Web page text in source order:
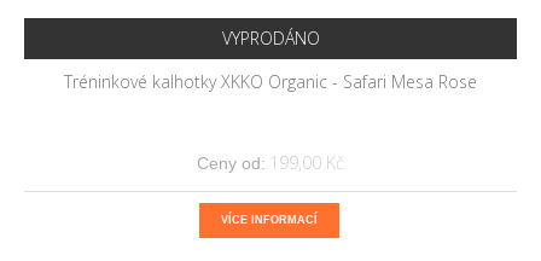
VYPRODÁNO
Tréninkové kalhotky XKKO Organic - Safari Mesa Rose
Ceny od: 199,00 Kč
VÍCE INFORMACÍ